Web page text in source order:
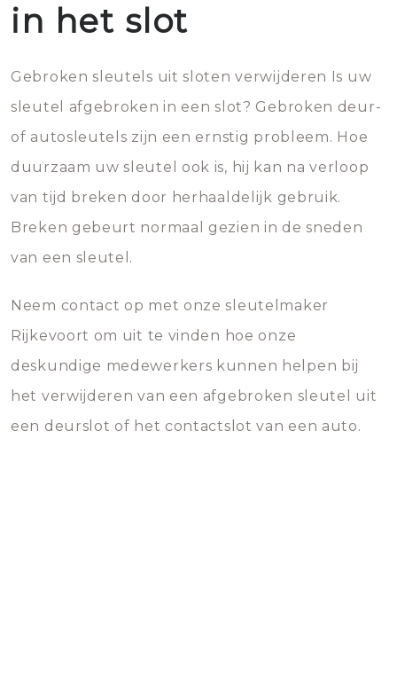
in het slot
Gebroken sleutels uit sloten verwijderen Is uw
sleutel afgebroken in een slot? Gebroken deur-
of autosleutels zijn een ernstig probleem. Hoe
duurzaam uw sleutel ook is, hij kan na verloop
van tijd breken door herhaaldelijk gebruik.
Breken gebeurt normaal gezien in de sneden
van een sleutel.
Neem contact op met onze sleutelmaker
Rijkevoort om uit te vinden hoe onze
deskundige medewerkers kunnen helpen bij
het verwijderen van een afgebroken sleutel uit
een deurslot of het contactslot van een auto.